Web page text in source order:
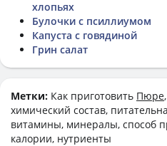
хлопьях
Булочки с псиллиумом
Капуста с говядиной
Грин салат
Метки: Как приготовить Пюре
химический состав,
витамины, минералы, способ
калории, нутриенты